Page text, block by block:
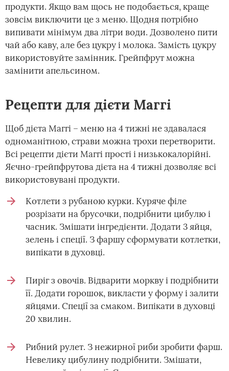
продукти. Якщо вам щось не подобається, краще
зовсім виключити це з меню. Щодня потрібно
випивати мінімум два літри води. Дозволено пити
чай або каву, але без цукру і молока. Замість цукру
використовуйте замінник. Грейпфрут можна
замінити апельсином.
Рецепти для дієти Маггі
Щоб дієта Маггі – меню на 4 тижні не здавалася
одноманітною, страви можна трохи перетворити.
Всі рецепти дієти Маггі прості і низькокалорійні.
Яєчно-грейпфрутова дієта на 4 тижні дозволяє всі
використовувані продукти.
Котлети з рубаною курки. Куряче філе
розрізати на брусочки, подрібнити цибулю і
часник. Змішати інгредієнти. Додати 3 яйця,
зелень і спеції. З фаршу сформувати котлетки,
випікати в духовці.
Пиріг з овочів. Відварити моркву і подрібнити
її. Додати горошок, викласти у форму і залити
яйцями. Спеції за смаком. Випікати в духовці
20 хвилин.
Рибний рулет. З нежирної риби зробити фарш.
Невелику цибулину подрібнити. Змішати,